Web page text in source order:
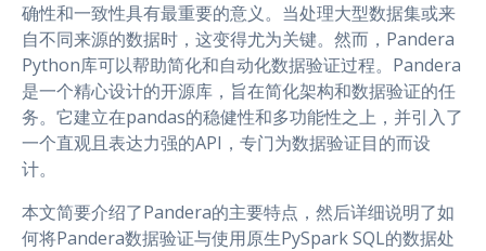
确性和一致性具有最重要的意义。当处理大型数据集或来
自不同来源的数据时，这变得尤为关键。然而，Pandera
Python库可以帮助简化和自动化数据验证过程。Pandera
是一个精心设计的开源库，旨在简化架构和数据验证的任
务。它建立在pandas的稳健性和多功能性之上，并引入了
一个直观且表达力强的API，专门为数据验证目的而设
计。
本文简要介绍了Pandera的主要特点，然后详细说明了如
何将Pandera数据验证与使用原生PySpark SQL的数据处